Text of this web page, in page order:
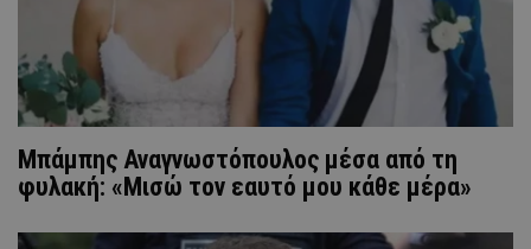
Μπάμπης Αναγνωστόπουλος μέσα από τη
φυλακή: «Μισώ τον εαυτό μου κάθε μέρα»